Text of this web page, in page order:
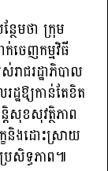
ែមថា ក្រុម
ក់ចេញកម្មវិធី
ជរដ្ឋាភិបាល
ឋឱ្យកាន់តែខិត
សុខសុវត្ថិភាព
និងដោះស្រាយ
រសិទ្ធភាព៕